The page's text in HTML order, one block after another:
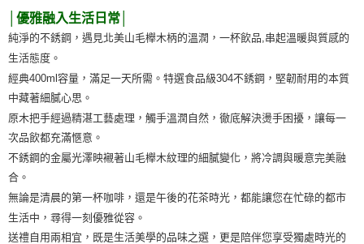
│優雅融入生活日常│
純淨的不銹鋼，遇見北美山毛櫸木柄的溫潤，一杯飲品,串起溫暖與質感的
生活態度。
經典400ml容量，滿足一天所需。特選食品級304不銹鋼，堅韌耐用的本質
中藏著細膩心思。
原木把手經過精湛工藝處理，觸手溫潤自然，徹底解決燙手困擾，讓每一
次品飲都充滿愜意。
不銹鋼的金屬光澤映襯著山毛櫸木紋理的細膩變化，將冷調與暖意完美融
合。
無論是清晨的第一杯咖啡，還是午後的花茶時光，都能讓您在忙碌的都市
生活中，尋得一刻優雅從容。
送禮自用兩相宜，既是生活美學的品味之選，更是陪伴您享受獨處時光的